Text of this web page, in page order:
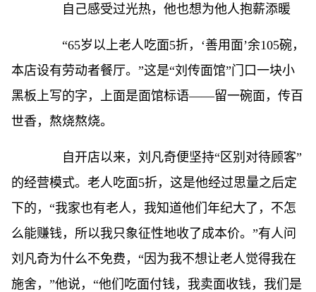
自己感受过光热，他也想为他人抱薪添暖
“65岁以上老人吃面5折，‘善用面’余105碗，
本店设有劳动者餐厅。”这是“刘传面馆”门口一块小
黑板上写的字，上面是面馆标语——留一碗面，传百
世香，熬烧熬烧。
自开店以来，刘凡奇便坚持“区别对待顾客”
的经营模式。老人吃面5折，这是他经过思量之后定
下的，“我家也有老人，我知道他们年纪大了，不怎
么能赚钱，所以我只象征性地收了成本价。”有人问
刘凡奇为什么不免费，“因为我不想让老人觉得我在
施舍，”他说，“他们吃面付钱，我卖面收钱，我们是